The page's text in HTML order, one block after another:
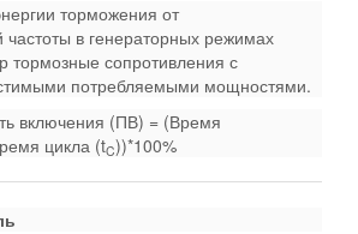
торможения от
частоты в генераторных режимах
тормозные сопротивления с
потребляемыми мощностями.
включения (ПВ) = (Время
цикла (tC))*100%